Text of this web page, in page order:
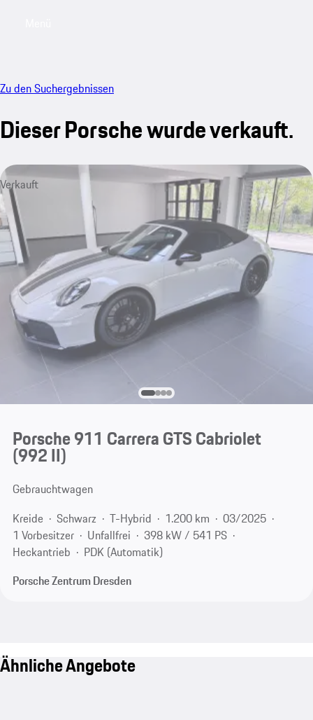
Zu den Suchergebnissen
Dieser Porsche wurde verkauft.
Verkauft
Porsche 911 Carrera GTS Cabriolet
(992 II)
Gebrauchtwagen
Kreide
Schwarz T-Hybrid 1.200 km
03/2025
1 Vorbesitzer
Unfallfrei
398 kW / 541 PS
Heckantrieb
PDK (Automatik)
Porsche Zentrum Dresden
Ähnliche Angebote